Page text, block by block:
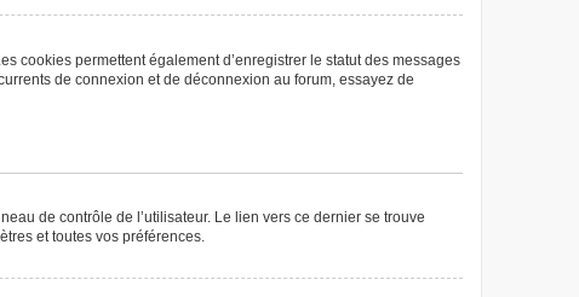
cookies permettent également d’enregistrer le statut des messages
de connexion et de déconnexion au forum, essayez de
de contrôle de l’utilisateur. Le lien vers ce dernier se trouve
et toutes vos préférences.